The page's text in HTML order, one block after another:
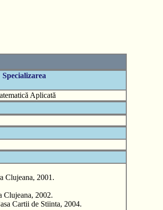
Specializarea
Aplicată
Clujeana, 2001.
2002.
Cartii de Stiinta, 2004.